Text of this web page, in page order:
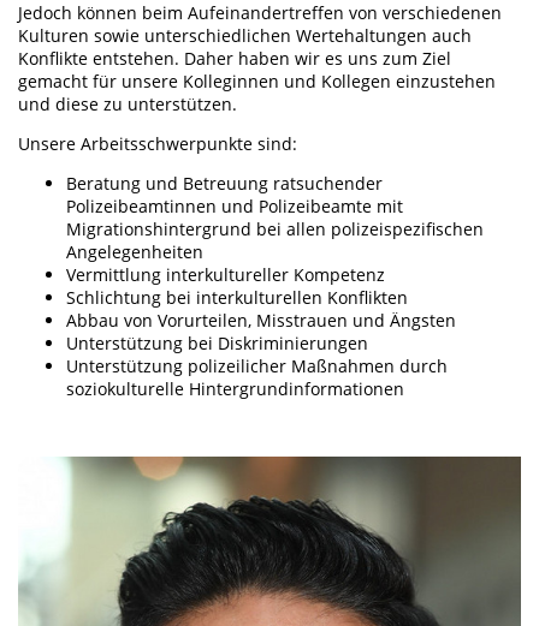
Jedoch können beim Aufeinandertreffen von verschiedenen
Kulturen sowie unterschiedlichen Wertehaltungen auch
Konflikte entstehen. Daher haben wir es uns zum Ziel
gemacht für unsere Kolleginnen und Kollegen einzustehen
und diese zu unterstützen.
Unsere Arbeitsschwerpunkte sind:
Beratung und Betreuung ratsuchender
Polizeibeamtinnen und Polizeibeamte mit
Migrationshintergrund bei allen polizeispezifischen
Angelegenheiten
Vermittlung interkultureller Kompetenz
Schlichtung bei interkulturellen Konflikten
Abbau von Vorurteilen, Misstrauen und Ängsten
Unterstützung bei Diskriminierungen
Unterstützung polizeilicher Maßnahmen durch
soziokulturelle Hintergrundinformationen